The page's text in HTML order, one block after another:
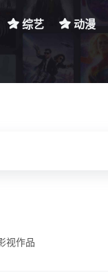
综艺 动漫
视作品